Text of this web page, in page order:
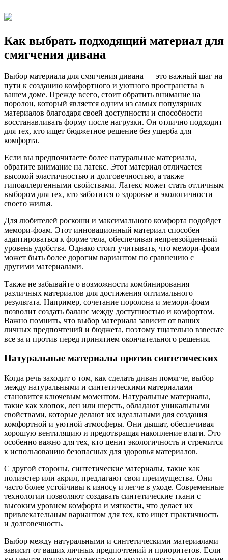
Как выбрать подходящий материал для
смягчения дивана
Выбор материала для смягчения дивана — это важный шаг на
пути к созданию комфортного и уютного пространства в
вашем доме. Прежде всего, стоит обратить внимание на
поролон, который является одним из самых популярных
материалов благодаря своей доступности и способности
восстанавливать форму после нагрузки. Он отлично подходит
для тех, кто ищет бюджетное решение без ущерба для
комфорта.
Если вы предпочитаете более натуральные материалы,
обратите внимание на латекс. Этот материал отличается
высокой эластичностью и долговечностью, а также
гипоаллергенными свойствами. Латекс может стать отличным
выбором для тех, кто заботится о здоровье и экологичности
своего жилья.
Для любителей роскоши и максимального комфорта подойдет
мемори-фоам. Этот инновационный материал способен
адаптироваться к форме тела, обеспечивая непревзойденный
уровень удобства. Однако стоит учитывать, что мемори-фоам
может быть более дорогим вариантом по сравнению с
другими материалами.
Также не забывайте о возможности комбинирования
различных материалов для достижения оптимального
результата. Например, сочетание поролона и мемори-фоам
позволит создать баланс между доступностью и комфортом.
Важно помнить, что выбор материала зависит от ваших
личных предпочтений и бюджета, поэтому тщательно взвесьте
все за и против перед принятием окончательного решения.
Натуральные материалы против синтетических
Когда речь заходит о том, как сделать диван помягче, выбор
между натуральными и синтетическими материалами
становится ключевым моментом. Натуральные материалы,
такие как хлопок, лен или шерсть, обладают уникальными
свойствами, которые делают их идеальными для создания
комфортной и уютной атмосферы. Они дышат, обеспечивая
хорошую вентиляцию и предотвращая накопление влаги. Это
особенно важно для тех, кто ценит экологичность и стремится
к использованию безопасных для здоровья материалов.
С другой стороны, синтетические материалы, такие как
полиэстер или акрил, предлагают свои преимущества. Они
часто более устойчивы к износу и легче в уходе. Современные
технологии позволяют создавать синтетические ткани с
высоким уровнем комфорта и мягкости, что делает их
привлекательным вариантом для тех, кто ищет практичность
и долговечность.
Выбор между натуральными и синтетическими материалами
зависит от ваших личных предпочтений и приоритетов. Если